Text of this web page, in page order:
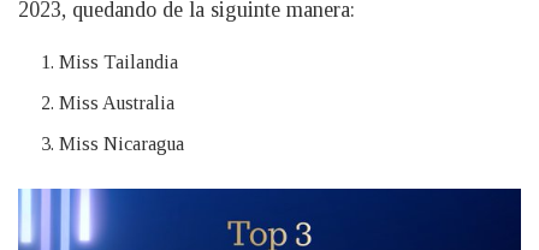
2023, quedando de la siguinte manera:
Miss Tailandia
Miss Australia
Miss Nicaragua